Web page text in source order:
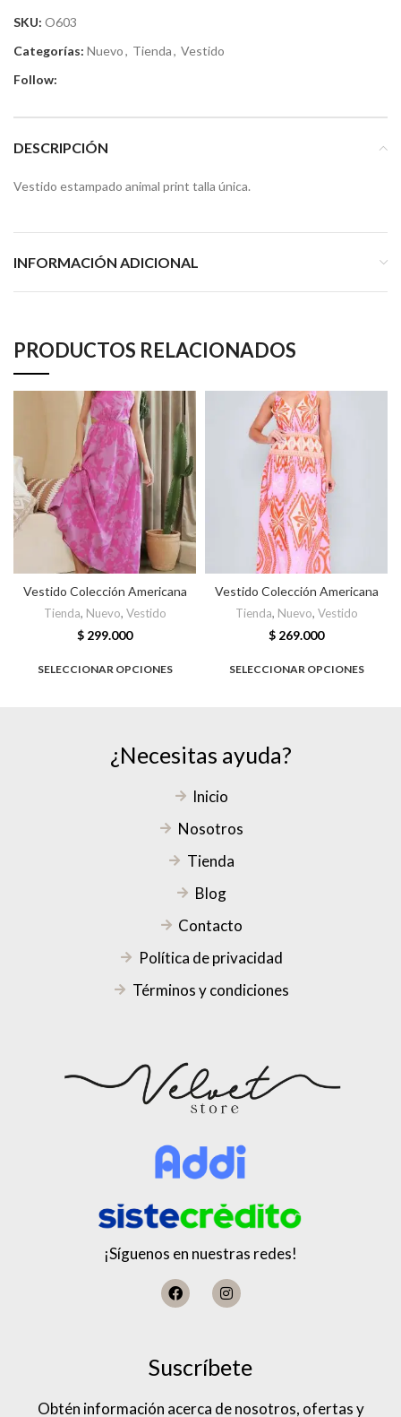
SKU: O603
Categorías: Nuevo, Tienda, Vestido
Follow:
DESCRIPCIÓN
Vestido estampado animal print talla única.
INFORMACIÓN ADICIONAL
PRODUCTOS RELACIONADOS
Vestido Colección Americana
Tienda, Nuevo, Vestido
$ 299.000
SELECCIONAR OPCIONES
Vestido Colección Americana
Tienda, Nuevo, Vestido
$ 269.000
SELECCIONAR OPCIONES
¿Necesitas ayuda?
Inicio
Nosotros
Tienda
Blog
Contacto
Política de privacidad
Términos y condiciones
¡Síguenos en nuestras redes!
Suscríbete
Obtén información acerca de nosotros, ofertas y